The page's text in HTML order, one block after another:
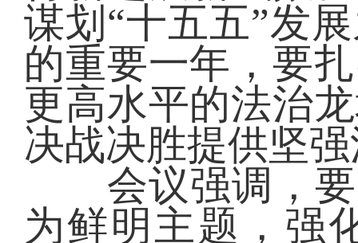
谋划“十五五”发
的重要一年，要
更高水平的法治
决战决胜提供坚
会议强调，要
为鲜明主题，强